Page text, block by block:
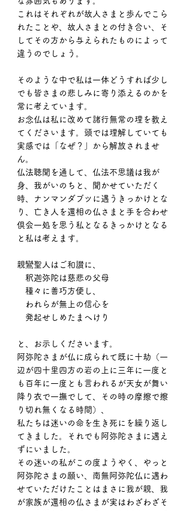
これはそれぞれが故人さまと歩んでこら
れたことや、故人さまとの付き合い、そ
してその方から与えられたものによって
違うのでしょう。
そのような中で私は一体どうすれば少し
でも皆さまの悲しみに寄り添えるのかを
常に考えています。
お念仏は私に改めて諸行無常の理を教え
てくださいます。頭では理解していても
実感では「なぜ？」から解放されませ
ん。
仏法聴聞を通して、仏法不思議は我が
身、我がいのちと、聞かせていただく
時、ナンマンダブツに遇うきっかけとな
り、亡き人を還相の仏さまと手を合わせ
倶会一処を思う私となるきっかけとなる
と私は考えます。
親鸞聖人はご和讃に、
釈迦弥陀は慈悲の父母
種々に善巧方便し、
われらが無上の信心を
発起せしめたまへけり
と、お示しくださいます。
阿弥陀さまが仏に成られて既に十劫（一
辺が四十里四方の岩の上に三年に一度と
も百年に一度とも言われるが天女が舞い
降り衣で一撫でして、その時の摩擦で擦
り切れ無くなる時間）、
私たちは迷いの命を生き死にを繰り返し
てきました。それでも阿弥陀さまに遇え
ずにいました。
その迷いの私がこの度ようやく、やっと
阿弥陀さまの願い、南無阿弥陀仏に遇わ
せていただけたことはまさに我が親、我
が家族が還相の仏さまが実はわざわざそ